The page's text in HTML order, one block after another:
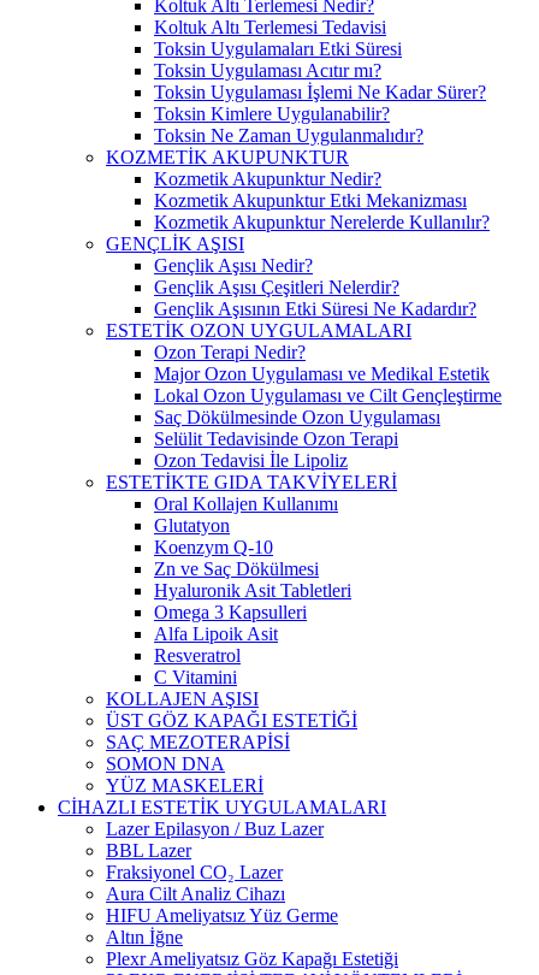
Koltuk Altı Terlemesi Nedir?
Koltuk Altı Terlemesi Tedavisi
Toksin Uygulamaları Etki Süresi
Toksin Uygulaması Acıtır mı?
Toksin Uygulaması İşlemi Ne Kadar Sürer?
Toksin Kimlere Uygulanabilir?
Toksin Ne Zaman Uygulanmalıdır?
KOZMETİK AKUPUNKTUR
Kozmetik Akupunktur Nedir?
Kozmetik Akupunktur Etki Mekanizması
Kozmetik Akupunktur Nerelerde Kullanılır?
GENÇLİK AŞISI
Gençlik Aşısı Nedir?
Gençlik Aşısı Çeşitleri Nelerdir?
Gençlik Aşısının Etki Süresi Ne Kadardır?
ESTETİK OZON UYGULAMALARI
Ozon Terapi Nedir?
Major Ozon Uygulaması ve Medikal Estetik
Lokal Ozon Uygulaması ve Cilt Gençleştirme
Saç Dökülmesinde Ozon Uygulaması
Selülit Tedavisinde Ozon Terapi
Ozon Tedavisi İle Lipoliz
ESTETİKTE GIDA TAKVİYELERİ
Oral Kollajen Kullanımı
Glutatyon
Koenzym Q-10
Zn ve Saç Dökülmesi
Hyaluronik Asit Tabletleri
Omega 3 Kapsulleri
Alfa Lipoik Asit
Resveratrol
C Vitamini
KOLLAJEN AŞISI
ÜST GÖZ KAPAĞI ESTETİĞİ
SAÇ MEZOTERAPİSİ
SOMON DNA
YÜZ MASKELERİ
CİHAZLI ESTETİK UYGULAMALARI
Lazer Epilasyon / Buz Lazer
BBL Lazer
Fraksiyonel CO₂ Lazer
Aura Cilt Analiz Cihazı
HIFU Ameliyatsız Yüz Germe
Altın İğne
Plexr Ameliyatsız Göz Kapağı Estetiği